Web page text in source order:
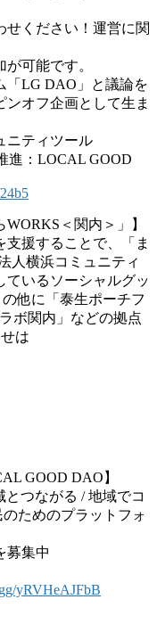
せください！運営に関
可能です。
「LG DAO」と議論を
オフ企画として生ま
ニティツール
進：LOCAL GOOD
＜関内＞」】
援することで、「ま
人横浜コミュニティ
ているソーシャルグッ
他に「泰生ポーチフ
ボ関内」などの拠点
は
GOOD DAO】
つながる / 地域でコ
ためのプラットフォ
募集中
yRVHeAJFbB